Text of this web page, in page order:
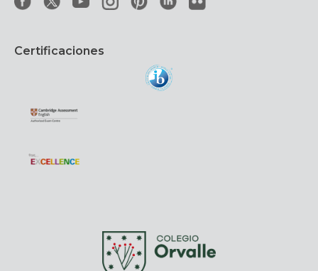
Certificaciones